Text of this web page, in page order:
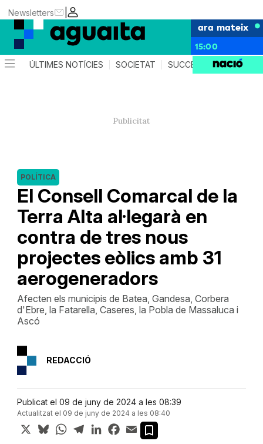
|
Newsletters
ara mateix
15:00
ÚLTIMES NOTÍCIES SOCIETAT SUCCESSOS AGENDA
El Consell Comarcal de la
Terra Alta al·legarà en
contra de tres nous
projectes eòlics amb 31
aerogeneradors
POLÍTICA
Afecten els municipis de Batea, Gandesa, Corbera
d'Ebre, la Fatarella, Caseres, la Pobla de Massaluca i
Ascó
REDACCIÓ
Publicat el 09 de juny de 2024 a les 08:39
Actualitzat el 09 de juny de 2024 a les 08:40
X BlueskyWhatsApp
TelegramLinkedInFacebook
Email